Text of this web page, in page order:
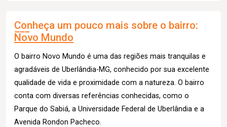
Conheça um pouco mais sobre o bairro:
Novo Mundo
O bairro Novo Mundo é uma das regiões mais tranquilas e
agradáveis de Uberlândia-MG, conhecido por sua excelente
qualidade de vida e proximidade com a natureza. O bairro
conta com diversas referências conhecidas, como o
Parque do Sabiá, a Universidade Federal de Uberlândia e a
Avenida Rondon Pacheco.